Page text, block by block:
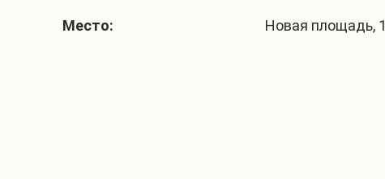
Место: Новая площадь,